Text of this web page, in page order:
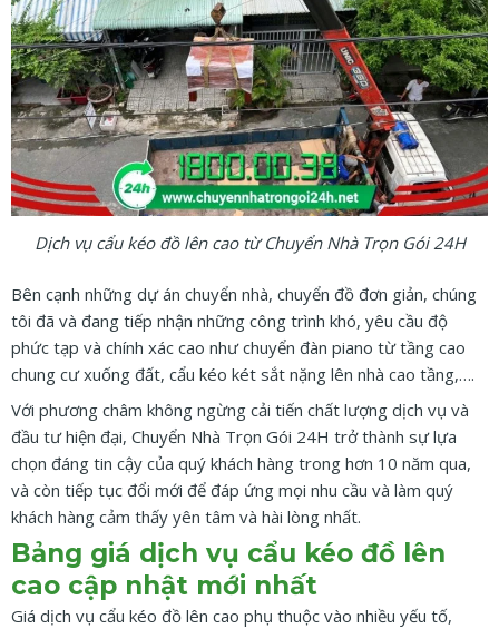
Dịch vụ cẩu kéo đồ lên cao từ Chuyển Nhà Trọn Gói 24H
Bên cạnh những dự án chuyển nhà, chuyển đồ đơn giản, chúng
tôi đã và đang tiếp nhận những công trình khó, yêu cầu độ
phức tạp và chính xác cao như chuyển đàn piano từ tầng cao
chung cư xuống đất, cẩu kéo két sắt nặng lên nhà cao tầng,….
Với phương châm không ngừng cải tiến chất lượng dịch vụ và
đầu tư hiện đại, Chuyển Nhà Trọn Gói 24H trở thành sự lựa
chọn đáng tin cậy của quý khách hàng trong hơn 10 năm qua,
và còn tiếp tục đổi mới để đáp ứng mọi nhu cầu và làm quý
khách hàng cảm thấy yên tâm và hài lòng nhất.
Bảng giá dịch vụ cẩu kéo đồ lên
cao cập nhật mới nhất
Giá dịch vụ cẩu kéo đồ lên cao phụ thuộc vào nhiều yếu tố,